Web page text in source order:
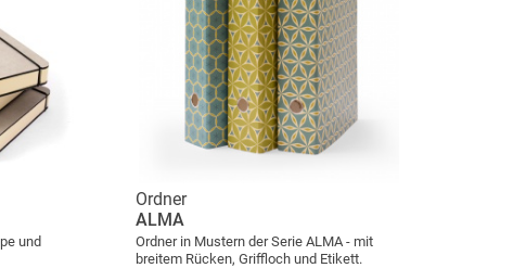
und
Ordner
ALMA
Ordner in Mustern der Serie ALMA - mit
breitem Rücken, Griffloch und Etikett.